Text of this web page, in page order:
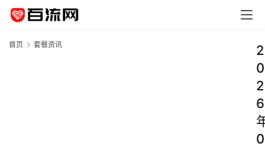
首页 套餐资讯
2
0
2
6
0